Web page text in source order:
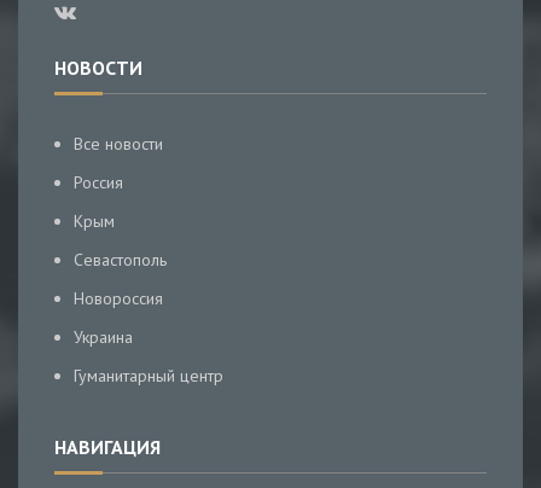
НОВОСТИ
Все новости
Россия
Крым
Севастополь
Новороссия
Украина
Гуманитарный центр
НАВИГАЦИЯ